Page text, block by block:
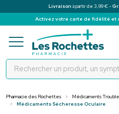
Livraison à partir de 3,99 € -
Activez votre carte de fidélité et
Pharmacie des Rochettes
Médicaments
Médicaments Sécheresse Oculaire